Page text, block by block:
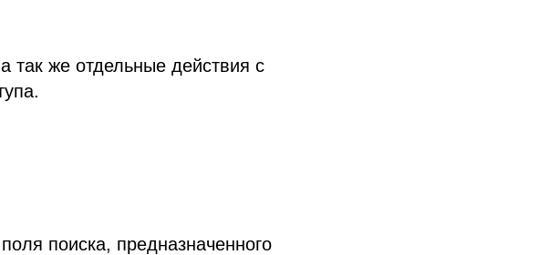
так же отдельные действия с
поиска, предназначенного